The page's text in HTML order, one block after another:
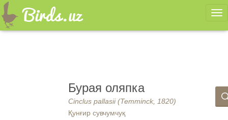
Бурая оляпка
Cinclus pallasii (Temminck, 1820)
Қунғир сувчумчуқ